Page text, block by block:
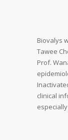
Biovalys
Tawee
Prof.
clinical